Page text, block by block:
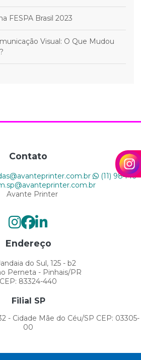
FESPA Brasil 2023
Visual: O Que Mudou
Pode Ter um Melhor
gráficos impactantes?
de Comunicação Visual para
Contato
(11) 98446-
Endereço
do Sul, 125 - b2
Perneta - Pinhais/PR
CEP: 83324-440
Filial SP
- Cidade Mãe do Céu/SP CEP: 03305-
00